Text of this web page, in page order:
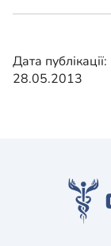
Дата публікації:
28.05.2013